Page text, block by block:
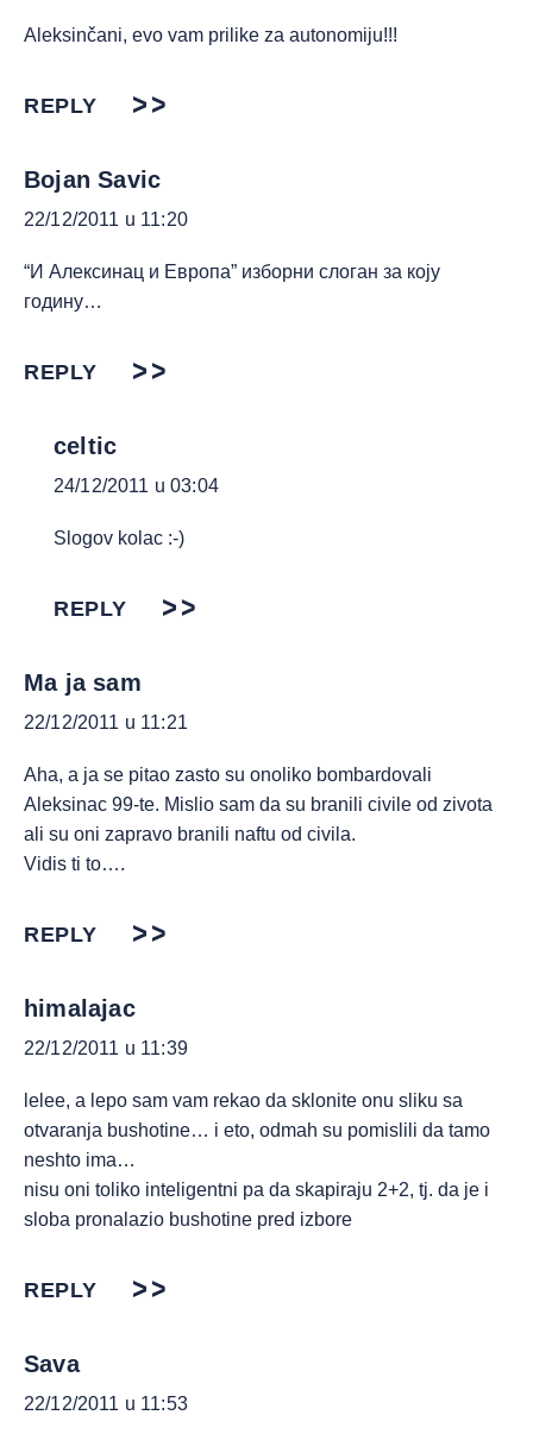
Aleksinčani, evo vam prilike za autonomiju!!!
REPLY
Bojan Savic
22/12/2011 u 11:20
“И Алексинац и Европа” изборни слоган за коју
годину…
REPLY
celtic
24/12/2011 u 03:04
Slogov kolac :-)
REPLY
Ma ja sam
22/12/2011 u 11:21
Aha, a ja se pitao zasto su onoliko bombardovali
Aleksinac 99-te. Mislio sam da su branili civile od zivota
ali su oni zapravo branili naftu od civila.
Vidis ti to….
REPLY
himalajac
22/12/2011 u 11:39
lelee, a lepo sam vam rekao da sklonite onu sliku sa
otvaranja bushotine… i eto, odmah su pomislili da tamo
neshto ima…
nisu oni toliko inteligentni pa da skapiraju 2+2, tj. da je i
sloba pronalazio bushotine pred izbore
REPLY
Sava
22/12/2011 u 11:53